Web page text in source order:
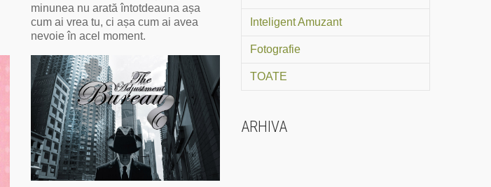
minunea nu arată întotdeauna așa
cum ai vrea tu, ci așa cum ai avea
nevoie în acel moment.
Mai mult
Inteligent Amuzant
Fotografie
TOATE
ARHIVA